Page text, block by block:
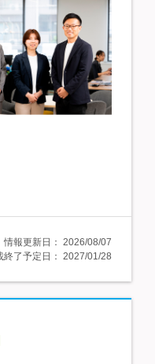
情報更新日： 2026/08/07
終了予定日： 2027/01/28